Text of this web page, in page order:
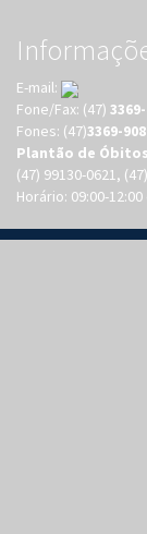
E-mail:
Fone/Fax: (47)
Fones: (47)3369-
Plantão de Óbitos
(47) 99130-0621,
Horário: 09:00-